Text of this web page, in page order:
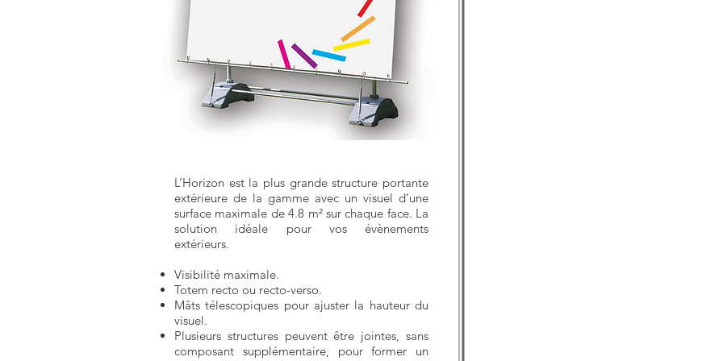
L’Horizon est la plus grande structure portante
extérieure de la gamme avec un visuel d’une
surface maximale de 4.8 m² sur chaque face. La
solution idéale pour vos évènements
extérieurs.
Visibilité maximale.
Totem recto ou recto-verso.
Mâts télescopiques pour ajuster la hauteur du
visuel.
Plusieurs structures peuvent être jointes, sans
composant supplémentaire, pour former un